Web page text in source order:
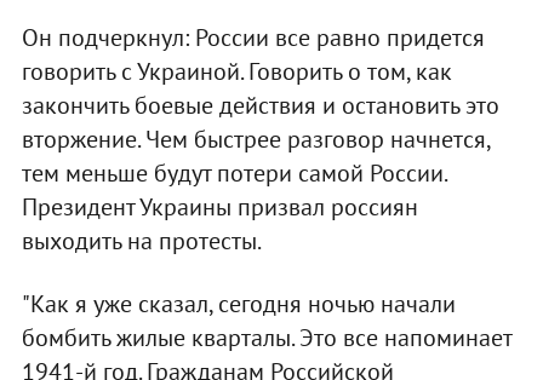
Он подчеркнул: России все равно придется
говорить с Украиной. Говорить о том, как
закончить боевые действия и остановить это
вторжение. Чем быстрее разговор начнется,
тем меньше будут потери самой России.
Президент Украины призвал россиян
выходить на протесты.
"Как я уже сказал, сегодня ночью начали
бомбить жилые кварталы. Это все напоминает
1941-й год. Гражданам Российской